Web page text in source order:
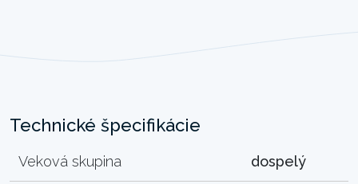
Technické špecifikácie
Veková skupina dospelý